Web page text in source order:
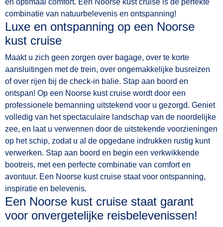
combinatie van natuurbelevenis en ontspanning!
Luxe en ontspanning op een Noorse
kust cruise
Maakt u zich geen zorgen over bagage, over te korte
aansluitingen met de trein, over ongemakkelijke busreizen
of over rijen bij de check-in balie. Stap aan boord en
ontspan! Op een Noorse kust cruise wordt door een
professionele bemanning uitstekend voor u gezorgd. Geniet
volledig van het spectaculaire landschap van de noordelijke
zee, en laat u verwennen door de uitstekende voorzieningen
op het schip, zodat u al de opgedane indrukken rustig kunt
verwerken. Stap aan boord en begin een verkwikkende
bootreis, met een perfecte combinatie van comfort en
avontuur. Een Noorse kust cruise staat voor ontspanning,
inspiratie en belevenis.
Een Noorse kust cruise staat garant
voor onvergetelijke reisbelevenissen!